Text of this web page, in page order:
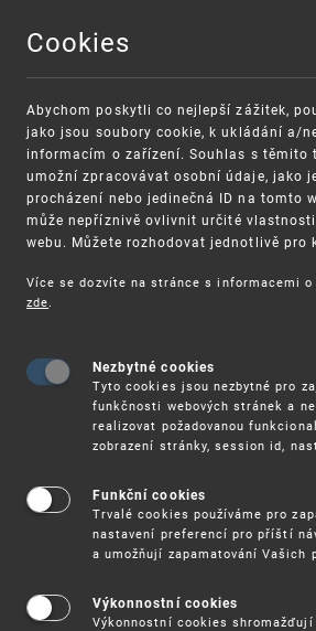
VAROVÁNÍ
Finanční podpora
Vynálezy / Patenty
Užitnévzory
Cookies
Abychom poskytli co nejlepší zážitek,
jako jsou soubory cookie, k ukládání a/
informacím o zařízení. Souhlas s těmito
umožní zpracovávat osobní údaje, jako
procházení nebo jedinečná ID na tomto
může nepříznivě ovlivnit určité
webu. Můžete rozhodovat jednotlivě pro
Více se dozvíte na stránce s informacemi o
zde.
Nezbytné cookies
Tyto cookies jsou nezbytné pro
funkčnosti webových stránek a
realizovat požadovanou
zobrazení stránky, session id,
Funkční cookies
Trvalé cookies používáme pro
nastavení preferencí pro příští
a umožňují zapamatování Vašich
Výkonnostní cookies
Výkonnostní cookies